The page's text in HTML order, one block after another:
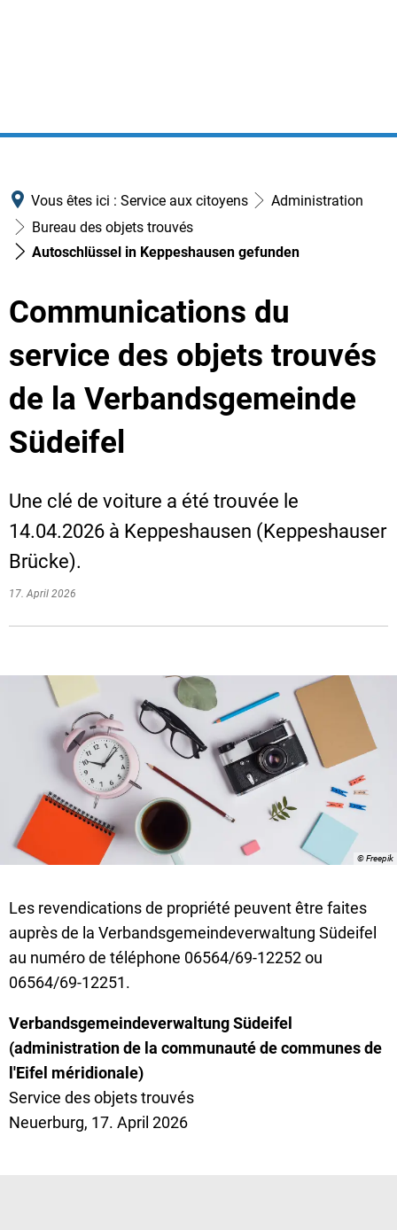
Vous êtes ici : Service aux citoyens
Administration
Bureau des objets trouvés
Autoschlüssel in Keppeshausen gefunden
Communications du
service des objets trouvés
de la Verbandsgemeinde
Südeifel
Une clé de voiture a été trouvée le
14.04.2026 à Keppeshausen (Keppeshauser
Brücke).
17. April 2026
© Freepik
Les revendications de propriété peuvent être faites
auprès de la Verbandsgemeindeverwaltung Südeifel
au numéro de téléphone 06564/69-12252 ou
06564/69-12251.
Verbandsgemeindeverwaltung Südeifel
(administration de la communauté de communes de
l'Eifel méridionale)
Service des objets trouvés
Neuerburg, 17. April 2026